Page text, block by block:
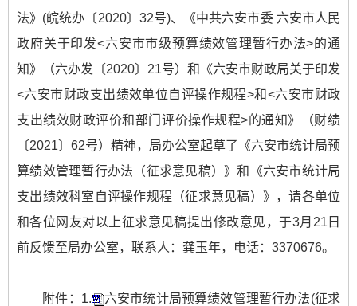
法》(皖统办〔2020〕32号)、《中共六安市委 六安市人民
政府关于印发<六安市市级预算绩效管理暂行办法>的通
知》（六办发〔2020〕21号）和《六安市财政局关于印发
<六安市财政支出绩效单位自评操作规程>和<六安市财政
支出绩效财政评价和部门评价操作规程>的通知》（财绩
〔2021〕62号）精神，局办公室起草了《六安市统计局预
算绩效管理暂行办法（征求意见稿）》和《六安市统计局
支出绩效科室自评操作规程（征求意见稿）》，请各单位
和各位网友对以上征求意见稿提出修改意见，于3月21日
前反馈至局办公室，联系人：龚玉年，电话：3370676。
附件：1.
六安市统计局预算绩效管理暂行办法(征求